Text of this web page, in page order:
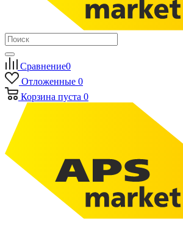
Сравнение0
Отложенные 0
Корзина пуста 0